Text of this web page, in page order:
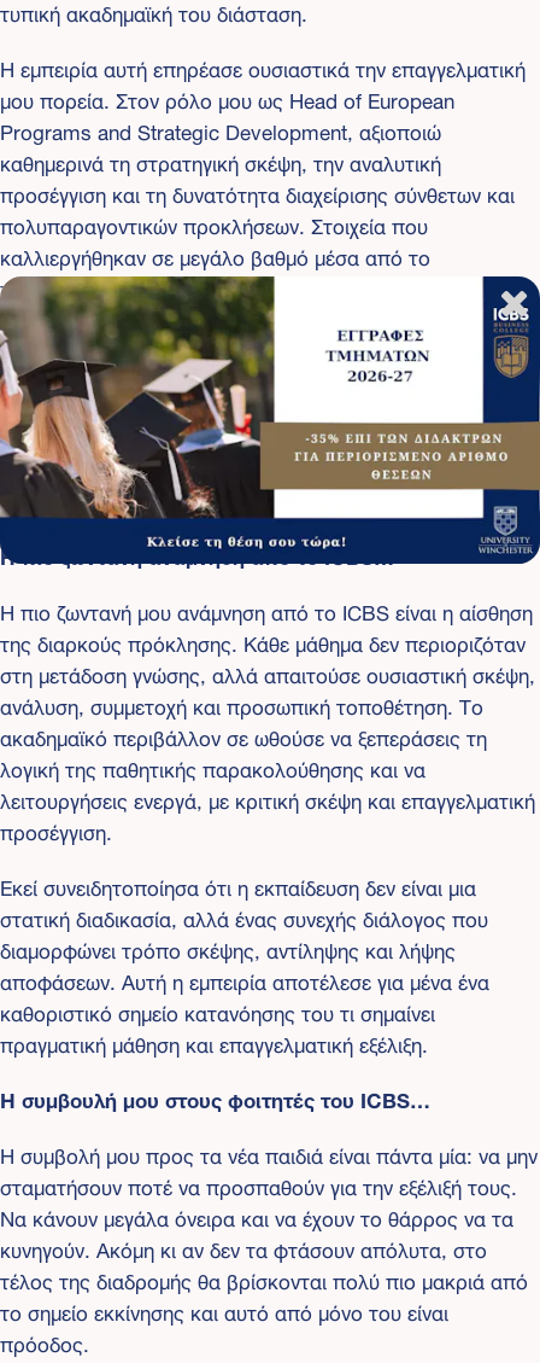
τυπική ακαδημαϊκή του διάσταση.
Η εμπειρία αυτή επηρέασε ουσιαστικά την επαγγελματική
μου πορεία. Στον ρόλο μου ως Head of European
Programs and Strategic Development, αξιοποιώ
καθημερινά τη στρατηγική σκέψη, την αναλυτική
προσέγγιση και τη δυνατότητα διαχείρισης σύνθετων και
πολυπαραγοντικών προκλήσεων. Στοιχεία που
καλλιεργήθηκαν σε μεγάλο βαθμό μέσα από το
πρόγραμμα σπουδών.
Η πραγματική αξία του πτυχίου είναι διπλή: αφενός
λειτουργεί ως ισχυρό ακαδημαϊκό και επαγγελματικό
εφόδιο, αφετέρου καλλιεργεί έναν τρόπο σκέψης που
επιτρέπει την εις βάθος κατανόηση, την ανάλυση και τη
στρατηγική προσέγγιση της σύγχρονης επαγγελματικής
πραγματικότητας.
Η πιο ζωντανή ανάμνηση από το ICBS…
Η πιο ζωντανή μου ανάμνηση από το ICBS είναι η αίσθηση
της διαρκούς πρόκλησης. Κάθε μάθημα δεν περιοριζόταν
στη μετάδοση γνώσης, αλλά απαιτούσε ουσιαστική σκέψη,
ανάλυση, συμμετοχή και προσωπική τοποθέτηση. Το
ακαδημαϊκό περιβάλλον σε ωθούσε να ξεπεράσεις τη
λογική της παθητικής παρακολούθησης και να
λειτουργήσεις ενεργά, με κριτική σκέψη και επαγγελματική
προσέγγιση.
Εκεί συνειδητοποίησα ότι η εκπαίδευση δεν είναι μια
στατική διαδικασία, αλλά ένας συνεχής διάλογος που
διαμορφώνει τρόπο σκέψης, αντίληψης και λήψης
αποφάσεων. Αυτή η εμπειρία αποτέλεσε για μένα ένα
καθοριστικό σημείο κατανόησης του τι σημαίνει
πραγματική μάθηση και επαγγελματική εξέλιξη.
Η συμβουλή μου στους φοιτητές του ICBS…
Η συμβολή μου προς τα νέα παιδιά είναι πάντα μία: να μην
σταματήσουν ποτέ να προσπαθούν για την εξέλιξή τους.
Να κάνουν μεγάλα όνειρα και να έχουν το θάρρος να τα
κυνηγούν. Ακόμη κι αν δεν τα φτάσουν απόλυτα, στο
τέλος της διαδρομής θα βρίσκονται πολύ πιο μακριά από
το σημείο εκκίνησης και αυτό από μόνο του είναι
πρόοδος.